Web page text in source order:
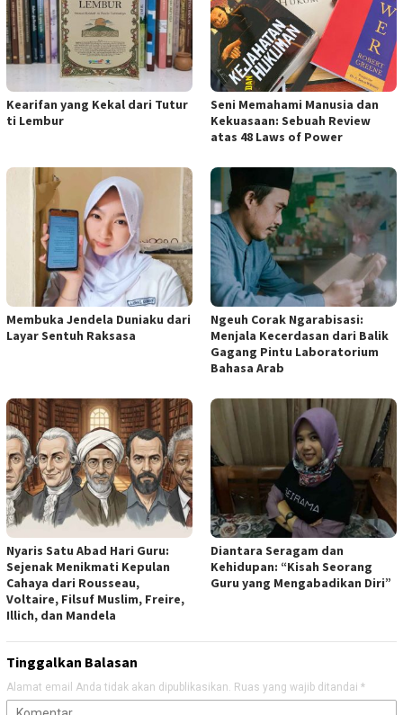
Kearifan yang Kekal dari Tutur
ti Lembur
Seni Memahami Manusia dan
Kekuasaan: Sebuah Review
atas 48 Laws of Power
Membuka Jendela Duniaku dari
Layar Sentuh Raksasa
Ngeuh Corak Ngarabisasi:
Menjala Kecerdasan dari Balik
Gagang Pintu Laboratorium
Bahasa Arab
Nyaris Satu Abad Hari Guru:
Sejenak Menikmati Kepulan
Cahaya dari Rousseau,
Voltaire, Filsuf Muslim, Freire,
Illich, dan Mandela
Diantara Seragam dan
Kehidupan: “Kisah Seorang
Guru yang Mengabadikan Diri”
Tinggalkan Balasan
Alamat email Anda tidak akan dipublikasikan. Ruas yang wajib ditandai *